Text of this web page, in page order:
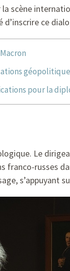
scène
ce
pour la
Le
russes
s’appuyant